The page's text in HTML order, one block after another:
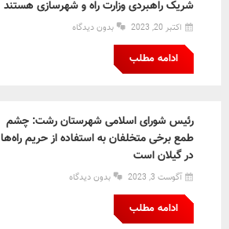
شریک راهبردی وزارت راه و شهرسازی هستند
اکتبر 20, 2023 بدون دیدگاه
ادامه مطلب
رئیس شورای اسلامی شهرستان رشت: چشم
طمع برخی متخلفان به استفاده از حریم راه‌ها
در گیلان است
آگوست 3, 2023 بدون دیدگاه
ادامه مطلب